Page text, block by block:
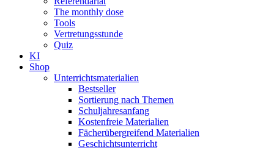
The monthly dose
Tools
Vertretungsstunde
Quiz
KI
Shop
Unterrichtsmaterialien
Bestseller
Sortierung nach Themen
Schuljahresanfang
Kostenfreie Materialien
Fächerübergreifend Materialien
Geschichtsunterricht